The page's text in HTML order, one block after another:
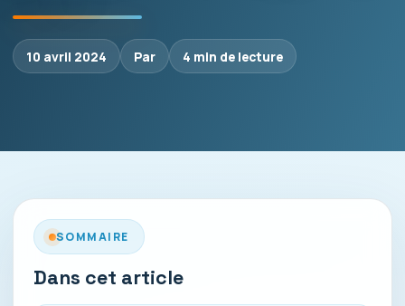
10 avril 2024 Par 4 min de lecture
SOMMAIRE
Dans cet article